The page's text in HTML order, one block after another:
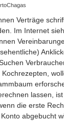
Verträge
Im Internet
lassen,
die erste
abgebucht